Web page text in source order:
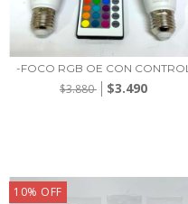
-FOCO RGB OE CON CONTROL
$3.880 $3.490
10% OFF